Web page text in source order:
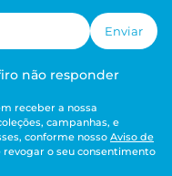
Enviar
não responder
receber a nossa
campanhas, e
conforme nosso Aviso de
o seu consentimento